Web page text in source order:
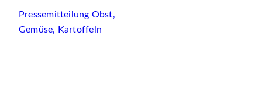
Pressemitteilung Obst,
Gemüse, Kartoffeln